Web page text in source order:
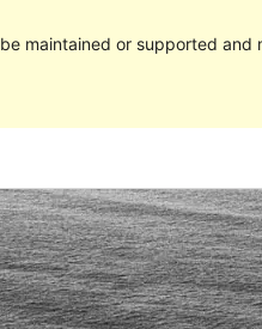
maintained or supported